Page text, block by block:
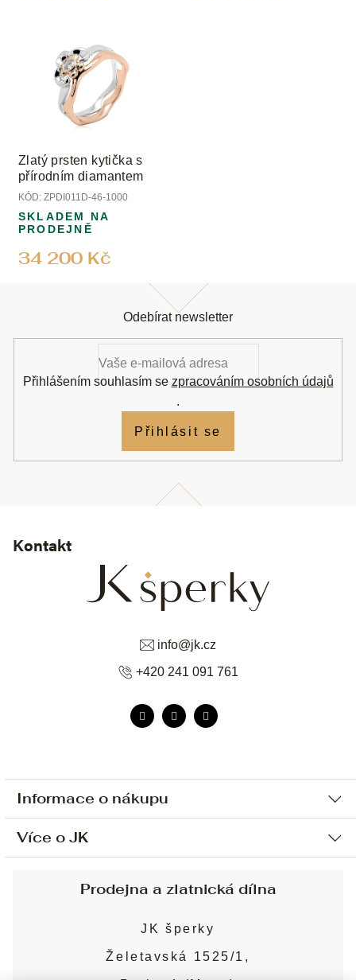
Zlatý prsten kytička s
přírodním diamantem
KÓD: ZPDI011D-46-1000
34 200 Kč
SKLADEM NA
PRODEJNĚ
Informace o nákupu
Ochrana osobních údajů
Sjednání osobní schůzky
Obchodní podmínky
Puncovní značky
Více o JK
Kontakt
info@jk.cz
+420 241 091 761
Odebírat newsletter
Přihlášením souhlasím se zpracováním osobních údajů
.
Přihlásit se
Prodejna a zlatnická dílna
JK šperky
Želetavská 1525/1,